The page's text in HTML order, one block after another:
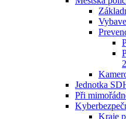
Jednotka
Při
Kraje